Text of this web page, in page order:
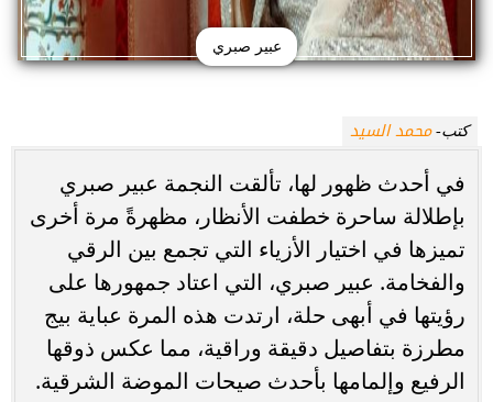
عبير صبري
كتب-محمد السيد
في أحدث ظهور لها، تألقت النجمة عبير صبري
بإطلالة ساحرة خطفت الأنظار، مظهرةً مرة أخرى
تميزها في اختيار الأزياء التي تجمع بين الرقي
والفخامة. عبير صبري، التي اعتاد جمهورها على
رؤيتها في أبهى حلة، ارتدت هذه المرة عباية بيج
مطرزة بتفاصيل دقيقة وراقية، مما عكس ذوقها
الرفيع وإلمامها بأحدث صيحات الموضة الشرقية.